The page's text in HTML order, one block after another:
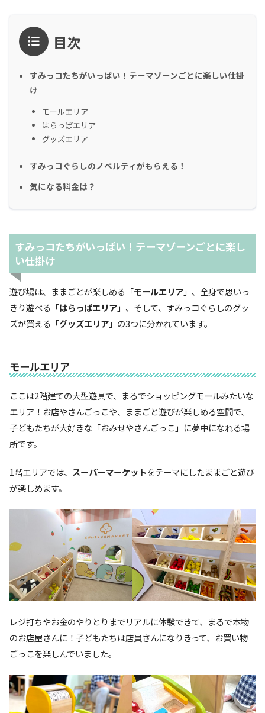
目次
すみっコたちがいっぱい！テーマゾーンごとに楽しい仕掛
け
モールエリア
はらっぱエリア
グッズエリア
すみっコぐらしのノベルティがもらえる！
気になる料金は？
すみっコたちがいっぱい！テーマゾーンごとに楽し
い仕掛け
遊び場は、ままごとが楽しめる「モールエリア」、全身で思いっ
きり遊べる「はらっぱエリア」、そして、すみっコぐらしのグッ
ズが買える「グッズエリア」の3つに分かれています。
モールエリア
ここは2階建ての大型遊具で、まるでショッピングモールみたいな
エリア！お店やさんごっこや、ままごと遊びが楽しめる空間で、
子どもたちが大好きな「おみせやさんごっこ」に夢中になれる場
所です。
1階エリアでは、 スーパーマーケットをテーマにしたままごと遊び
が楽しめます。
レジ打ちやお金のやりとりまでリアルに体験できて、まるで本物
のお店屋さんに！子どもたちは店員さんになりきって、お買い物
ごっこを楽しんでいました。